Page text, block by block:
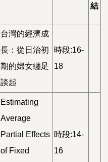
結
台灣的經濟成
長：從日治初
期的婦女纏足
談起
時段:16-
18
Estimating
Average
Partial Effects
of Fixed
時段:14-
16